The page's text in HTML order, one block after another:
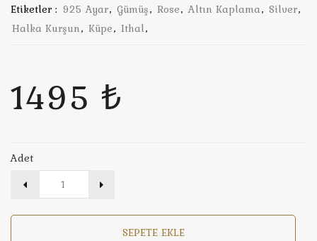
Etiketler : 925 Ayar, Gümüş, Rose, Altın Kaplama, Silver,
Halka Kurşun, Küpe, Ithal,
1495 ₺
Adet
SEPETE EKLE